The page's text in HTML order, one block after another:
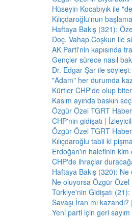
Hüseyin Kocabıyık ile
Kılıçdaroğlu'nun
Haftaya Bakış (321):
Doç. Vahap Coşkun ile
AK Parti'nin kapısında
Gençler sürece nasıl
Dr. Edgar Şar ile
"Adam" her durumda
Kürtler CHP'de olup
Kasım ayında baskın
Özgür Özel TGRT
CHP'nin gidişatı |
Özgür Özel TGRT
Kılıçdaroğlu tabii ki
Erdoğan'ın halefinin kim
CHP'de ihraçlar
Haftaya Bakış (320):
Ne oluyorsa Özgür Özel
Türkiye'nin Gidişatı
Savaşı İran mı
Yeni parti için geri sayım